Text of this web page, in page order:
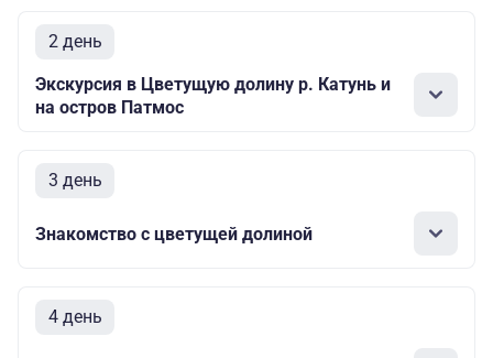
2 день
Экскурсия в Цветущую долину р. Катунь и
на остров Патмос
3 день
Знакомство с цветущей долиной
4 день